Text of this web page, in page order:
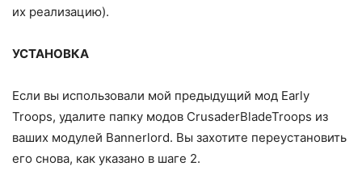
их реализацию).
УСТАНОВКА
Если вы использовали мой предыдущий мод Early
Troops, удалите папку модов CrusaderBladeTroops из
ваших модулей Bannerlord. Вы захотите переустановить
его снова, как указано в шаге 2.